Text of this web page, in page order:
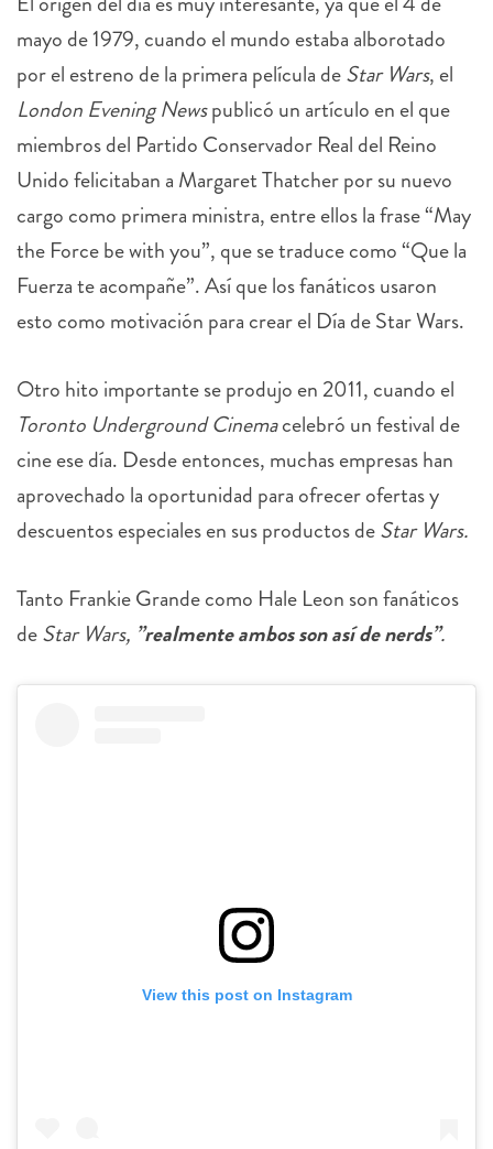
mayo de 1979, cuando el mundo estaba alborotado
por el estreno de la primera película deStar Wars, el
London Evening Newspublicó un artículo en el que
miembros del Partido Conservador Real del Reino
Unido felicitaban a Margaret Thatcher por su nuevo
cargo como primera ministra, entre ellos la frase “May
the Force be with you”, que se traduce como “Que la
Fuerza te acompañe”. Así que los fanáticos usaron
esto como motivación para crear el Día de Star Wars.
Otro hito importante se produjo en 2011, cuando el
Toronto Underground Cinemacelebró un festival de
cine ese día. Desde entonces, muchas empresas han
aprovechado la oportunidad para ofrecer ofertas y
descuentos especiales en sus productos deStar Wars.
Tanto Frankie Grande como Hale Leon son fanáticos
deStar Wars, ”realmente ambos son así de nerds”.
View this post on Instagram